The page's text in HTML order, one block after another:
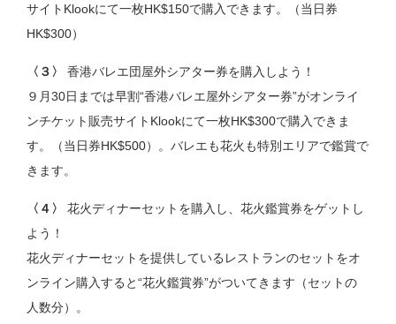
サイトKlookにて一枚HK$150で購入できます。（当日券
HK$300）
〈３〉
香港バレエ団屋外シアター券を購入しよう！
９月30日までは早割“香港バレエ屋外シアター券”がオンライ
ンチケット販売サイトKlookにて一枚HK$300で購入できま
す。（当日券HK$500）。バレエも花火も特別エリアで鑑賞で
きます。
〈４〉
花火ディナーセットを購入し、花火鑑賞券をゲットし
よう！
花火ディナーセットを提供しているレストランのセットをオ
ンライン購入すると“花火鑑賞券”がついてきます（セットの
人数分）。